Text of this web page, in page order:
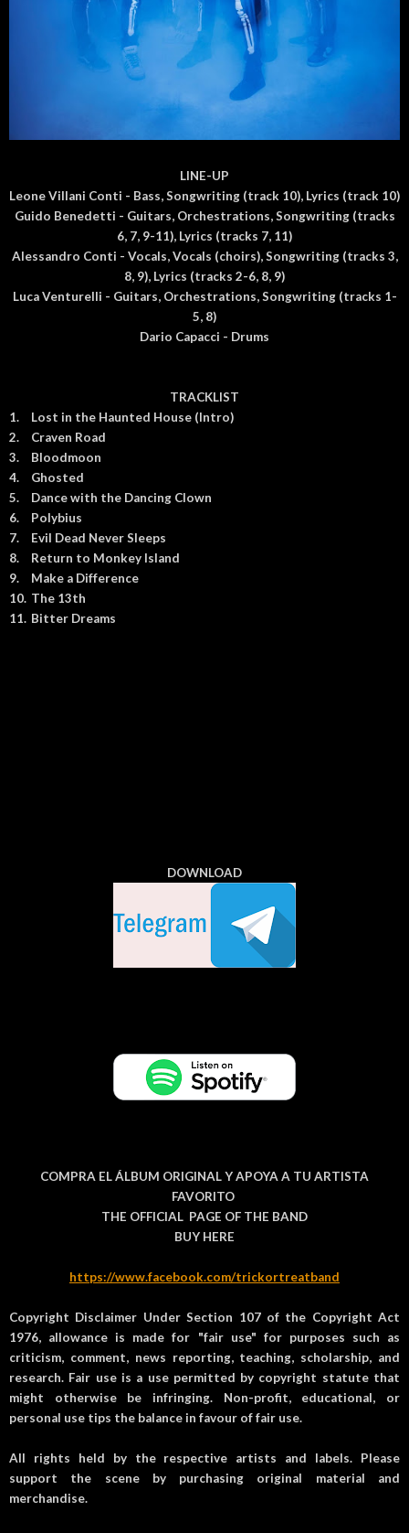
LINE-UP
Leone Villani Conti - Bass, Songwriting (track 10), Lyrics (track 10)
Guido Benedetti - Guitars, Orchestrations, Songwriting (tracks
6, 7, 9-11), Lyrics (tracks 7, 11)
Alessandro Conti - Vocals, Vocals (choirs), Songwriting (tracks 3,
8, 9), Lyrics (tracks 2-6, 8, 9)
Luca Venturelli - Guitars, Orchestrations, Songwriting (tracks 1-
5, 8)
Dario Capacci - Drums
TRACKLIST
1.
Lost in the Haunted House (Intro)
2.
Craven Road
3.
Bloodmoon
4.
Ghosted
5.
Dance with the Dancing Clown
6.
Polybius
7.
Evil Dead Never Sleeps
8.
Return to Monkey Island
9.
Make a Difference
10. The 13th
11. Bitter Dreams
DOWNLOAD
COMPRA EL ÁLBUM ORIGINAL Y APOYA A TU ARTISTA
FAVORITO
THE OFFICIAL PAGE OF THE BAND
BUY HERE
https://www.facebook.com/trickortreatband
Copyright Disclaimer Under Section 107 of the Copyright Act
1976, allowance is made for "fair use" for purposes such as
criticism, comment, news reporting, teaching, scholarship, and
research. Fair use is a use permitted by copyright statute that
might otherwise be infringing. Non-profit, educational, or
personal use tips the balance in favour of fair use.
All rights held by the respective artists and labels. Please
support the scene by purchasing original material and
merchandise.